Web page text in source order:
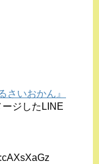
さいおかん』
ジしたLINE
cAXsXaGz